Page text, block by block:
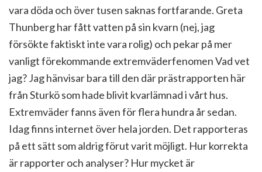
vara döda och över tusen saknas fortfarande. Greta
Thunberg har fått vatten på sin kvarn (nej, jag
försökte faktiskt inte vara rolig) och pekar på mer
vanligt förekommande extremväderfenomen Vad vet
jag? Jag hänvisar bara till den där prästrapporten här
från Sturkö som hade blivit kvarlämnad i vårt hus.
Extremväder fanns även för flera hundra år sedan.
Idag finns internet över hela jorden. Det rapporteras
på ett sätt som aldrig förut varit möjligt. Hur korrekta
är rapporter och analyser? Hur mycket är